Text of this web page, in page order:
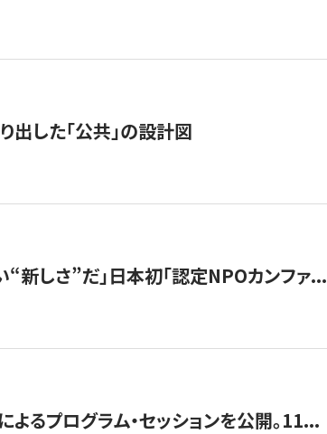
した「公共」の設計図
しさ”だ」日本初「認定NPOカンファ...
るプログラム・セッションを公開。11...